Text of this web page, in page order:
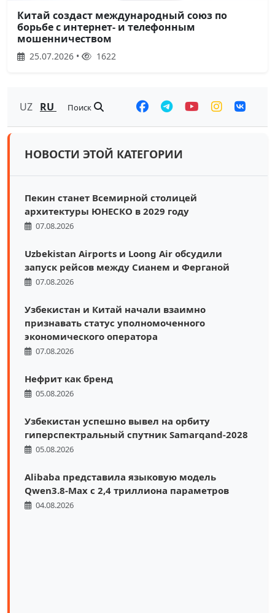
Китай создаст международный союз по
борьбе с интернет- и телефонным
мошенничеством
25.07.2026 • 1622
UZ RU Поиск
НОВОСТИ ЭТОЙ КАТЕГОРИИ
Пекин станет Всемирной столицей
архитектуры ЮНЕСКО в 2029 году
07.08.2026
Uzbekistan Airports и Loong Air обсудили
запуск рейсов между Сианем и Ферганой
07.08.2026
Узбекистан и Китай начали взаимно
признавать статус уполномоченного
экономического оператора
07.08.2026
Нефрит как бренд
05.08.2026
Узбекистан успешно вывел на орбиту
гиперспектральный спутник Samarqand-2028
05.08.2026
Alibaba представила языковую модель
Qwen3.8-Max с 2,4 триллиона параметров
04.08.2026